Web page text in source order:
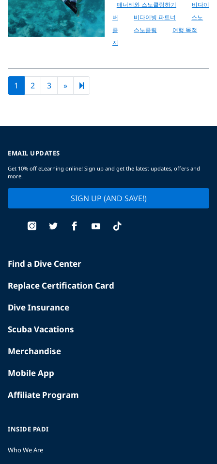
매너티와 스노클링하기
비다이
버
비다이빙 파트너
스노
클
스노클링
여행 목적
지
1 2 3 »Next page
8
EMAIL UPDATES
Get 10% off eLearning online! Sign up and get the latest updates, offers and
more.
SIGN UP (AND SAVE!)
Find a Dive Center
Replace Certification Card
Dive Insurance
Scuba Vacations
Merchandise
Mobile App
Affiliate Program
INSIDE PADI
Who We Are